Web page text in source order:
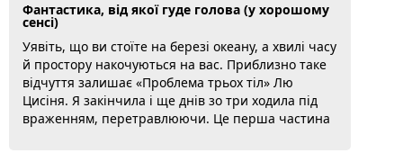
Фантастика, від якої гуде голова (у хорошому
сенсі)
Уявіть, що ви стоїте на березі океану, а хвилі часу
й простору накочуються на вас. Приблизно таке
відчуття залишає «Проблема трьох тіл» Лю
Цисіня. Я закінчила і ще днів зо три ходила під
враженням, перетравлюючи. Це перша частина